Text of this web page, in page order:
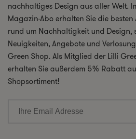
nachhaltiges Design aus aller Welt.
Magazin-Abo erhalten Sie die
rund um Nachhaltigkeit und Design,
Neuigkeiten, Angebote und
Green Shop. Als Mitglied der Lilli
erhalten Sie außerdem 5% Rabatt
Shopsortiment!